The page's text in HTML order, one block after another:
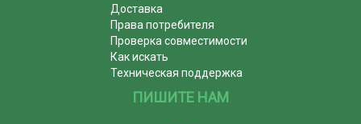
Доставка
Права потребителя
Проверка совместимости
Как искать
Техническая поддержка
ПИШИТЕ НАМ